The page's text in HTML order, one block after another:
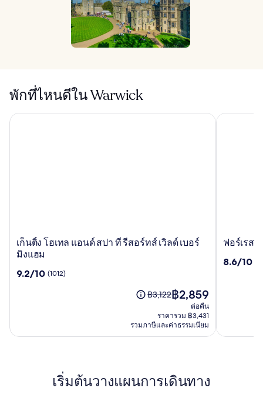
พักที่ไหนดีใน Warwick
เก็น
ติ้ง
เทล
สอร์ทส์
เก็นติ้ง โฮเทล แอนด์ สปา ที่ รีสอร์ทส์ เวิลด์ เบอร์
มิงแฮม
9.2
9.2/10 (1012)
ราคา
฿3,122
ดู
เกี่ยว
กับ
฿3,122ราคา
ปัจจุบัน
คือ
฿2,859
฿2,859
ต่อคืน
ราคารวม ฿3,431
รวมภาษีและค่าธรรมเนียม
เก็นติ้ง โฮเทล แอนด์ สปา ที่ รีสอร์ทส์ เวิลด์ เบอร์มิงแฮม
ฟ
ออฟ
ทรี
ฟอร์เรส
8.6
8.6/10
ฟอร์เรสท์
เริ่มต้นวางแผนการเดินทาง